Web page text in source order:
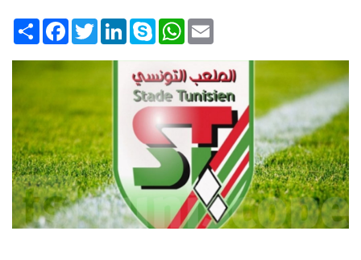
Share
FacebookTwitterLinkedInSkype
WhatsAppEmail